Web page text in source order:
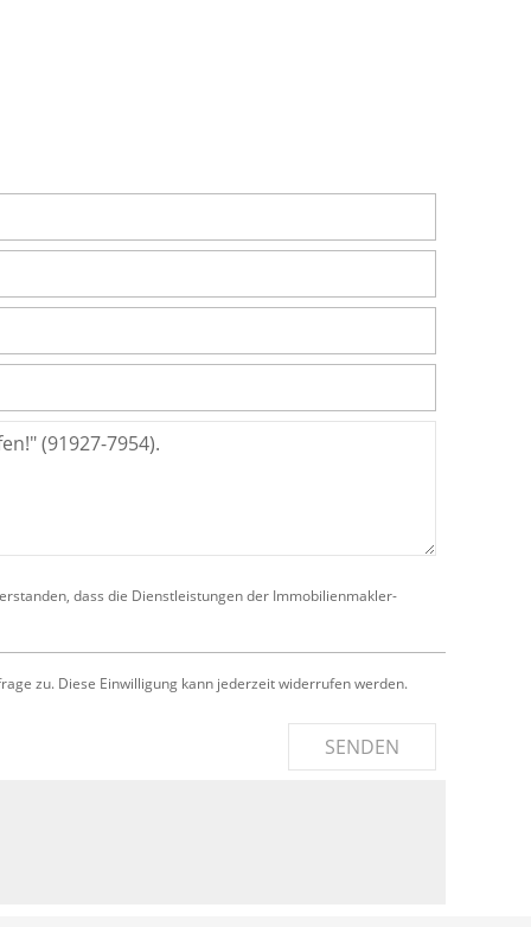
dass die Dienstleistungen der Immobilienmakler-
zu. Diese Einwilligung kann jederzeit widerrufen werden.
SENDEN